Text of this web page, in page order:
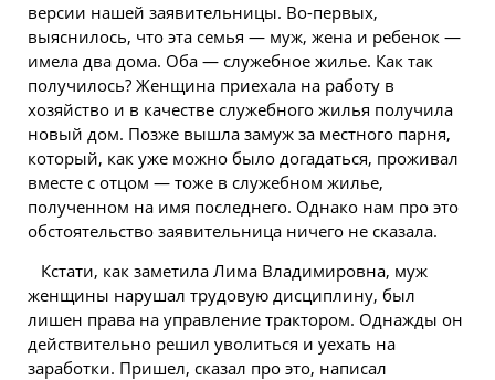
версии нашей заявительницы. Во-первых,
выяснилось, что эта семья — муж, жена и ребенок —
имела два дома. Оба — служебное жилье. Как так
получилось? Женщина приехала на работу в
хозяйство и в качестве служебного жилья получила
новый дом. Позже вышла замуж за местного парня,
который, как уже можно было догадаться, проживал
вместе с отцом — тоже в служебном жилье,
полученном на имя последнего. Однако нам про это
обстоятельство заявительница ничего не сказала.
Кстати, как заметила Лима Владимировна, муж
женщины нарушал трудовую дисциплину, был
лишен права на управление трактором. Однажды он
действительно решил уволиться и уехать на
заработки. Пришел, сказал про это, написал